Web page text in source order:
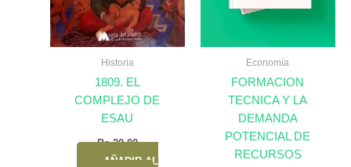
Historia
1809. EL
COMPLEJO DE
ESAU
Bs.20,00
AÑADIR AL
Economía
FORMACION
TECNICA Y LA
DEMANDA
POTENCIAL DE
RECURSOS